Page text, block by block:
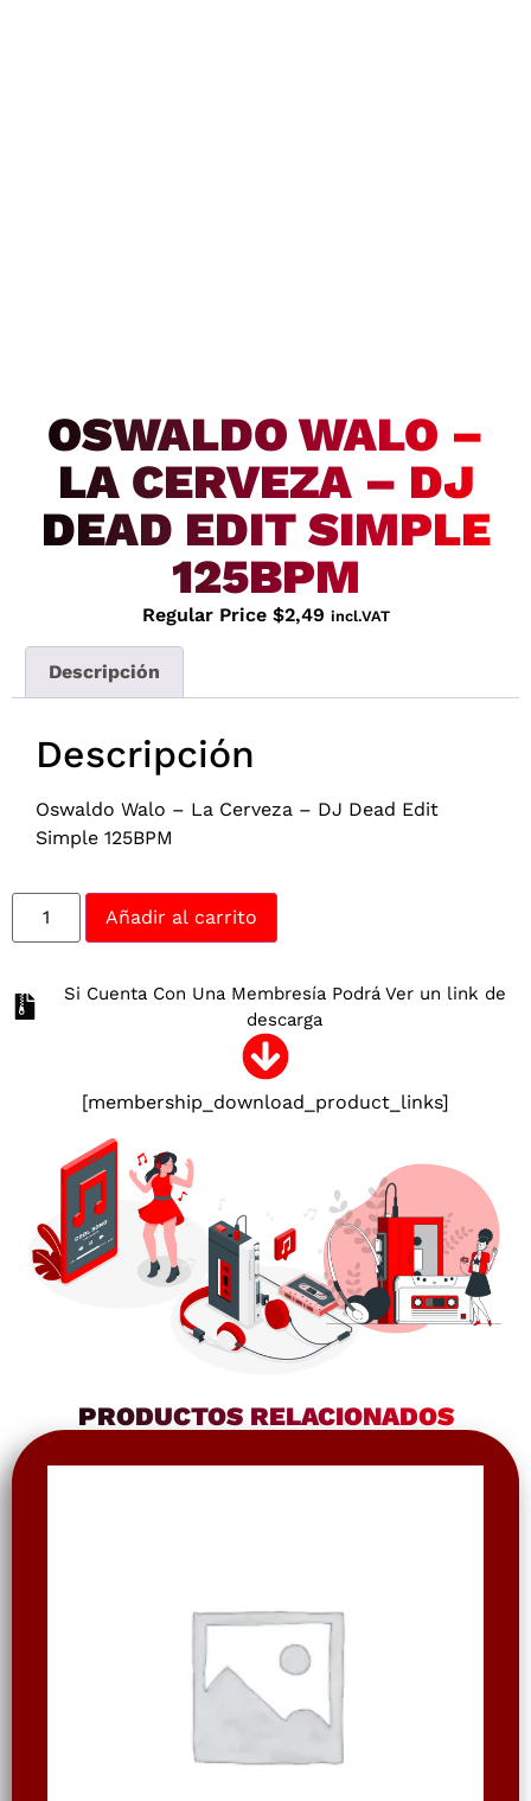
OSWALDO WALO –
LA CERVEZA – DJ
DEAD EDIT SIMPLE
125BPM
Regular Price $2,49 incl.VAT
Descripción
Descripción
Oswaldo Walo – La Cerveza – DJ Dead Edit
Simple 125BPM
Añadir al carrito
Si Cuenta Con Una Membresía Podrá Ver un link de
descarga
[membership_download_product_links]
PRODUCTOS RELACIONADOS